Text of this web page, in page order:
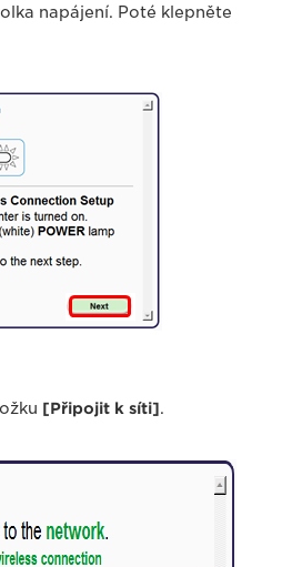
napájení. Poté klepněte
[Připojit k síti].